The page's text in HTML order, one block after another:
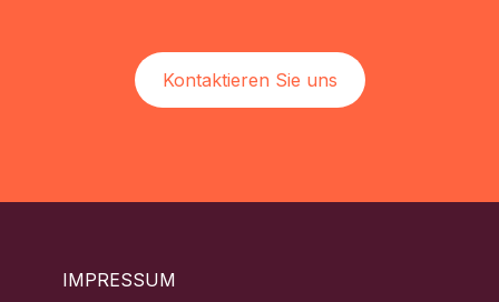
Kontaktieren Sie uns
IMPRESSUM